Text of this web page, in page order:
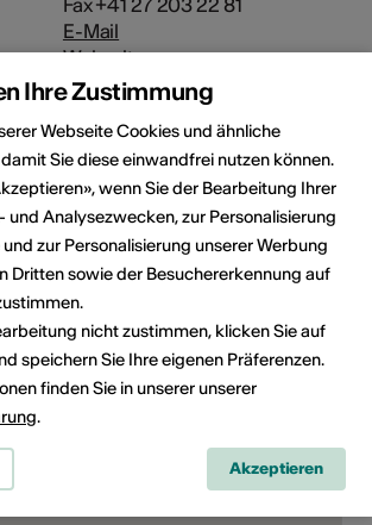
E-Mail
Webseite
Art der Veranstaltung
Konzert
Altersfreigabe
Ab 12 Jahren
Ihre Zustimmung
Webseite Cookies und ähnliche
Sie diese einwandfrei nutzen können.
wenn Sie der Bearbeitung Ihrer
und Analysezwecken, zur Personalisierung
zur Personalisierung unserer Werbung
Dritten sowie der Besuchererkennung auf
nicht zustimmen, klicken Sie auf
speichern Sie Ihre eigenen Präferenzen.
finden Sie in unserer unserer
.
Akzeptieren